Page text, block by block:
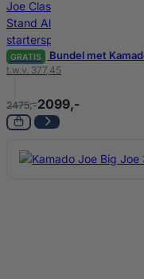
GRATIS Bundel met
t.w.v. 377,45
2475,-2099,-